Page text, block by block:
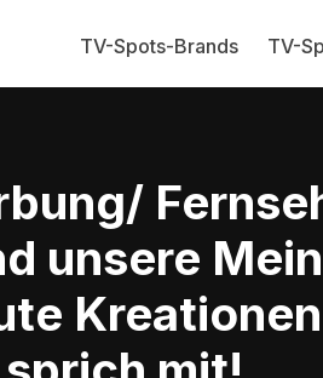
TV-Spots-Brands TV-
unsere